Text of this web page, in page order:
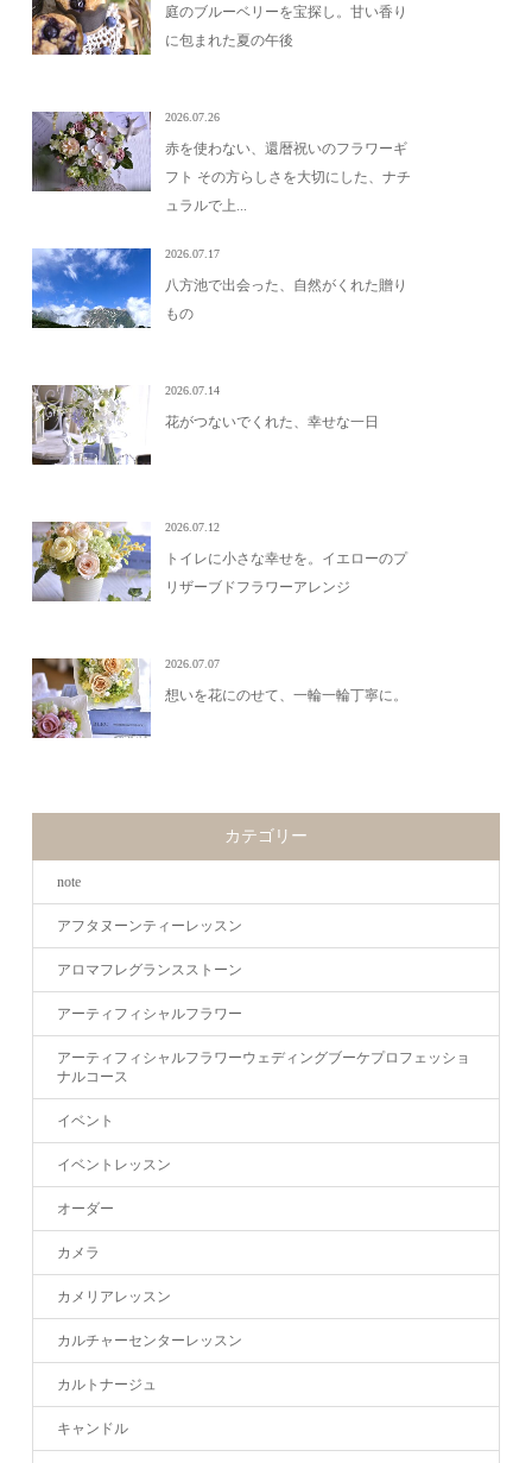
庭のブルーベリーを宝探し。甘い香り
に包まれた夏の午後
2026.07.26
赤を使わない、還暦祝いのフラワーギ
フト その方らしさを大切にした、ナチ
ュラルで上...
2026.07.17
八方池で出会った、自然がくれた贈り
もの
2026.07.14
花がつないでくれた、幸せな一日
2026.07.12
トイレに小さな幸せを。イエローのプ
リザーブドフラワーアレンジ
2026.07.07
想いを花にのせて、一輪一輪丁寧に。
カテゴリー
note
アフタヌーンティーレッスン
アロマフレグランスストーン
アーティフィシャルフラワー
アーティフィシャルフラワーウェディングブーケプロフェッショ
ナルコース
イベント
イベントレッスン
オーダー
カメラ
カメリアレッスン
カルチャーセンターレッスン
カルトナージュ
キャンドル